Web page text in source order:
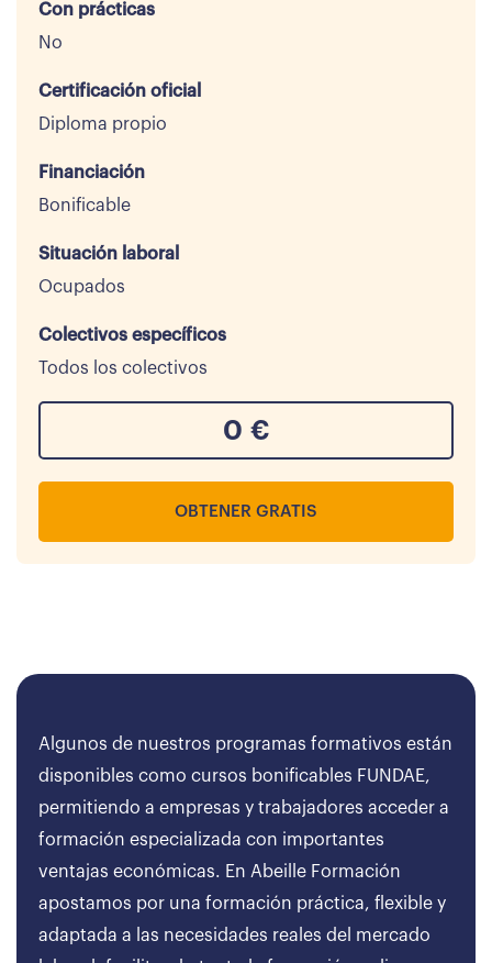
Con prácticas
No
Certificación oficial
Diploma propio
Financiación
Bonificable
Situación laboral
Ocupados
Colectivos específicos
Todos los colectivos
0 €
OBTENER GRATIS
Algunos de nuestros programas formativos están
disponibles como cursos bonificables FUNDAE,
permitiendo a empresas y trabajadores acceder a
formación especializada con importantes
ventajas económicas. En Abeille Formación
apostamos por una formación práctica, flexible y
adaptada a las necesidades reales del mercado